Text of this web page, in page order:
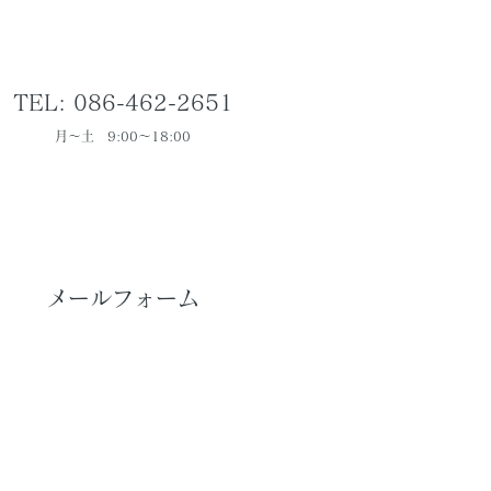
TEL: 086-462-2651
月～土 9:00～18:00
メールフォーム